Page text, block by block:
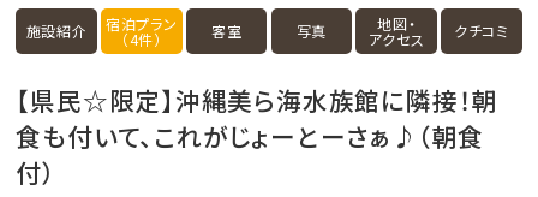
施設紹介 宿泊プラン
（4件） 客室 写真 地図・
アクセス クチコミ
【県民☆限定】沖縄美ら海水族館に隣接！朝
食も付いて、これがじょーとーさぁ♪（朝食
付）